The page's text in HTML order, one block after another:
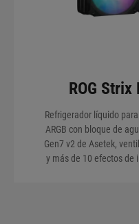
ROG Strix
Refrigerador líquido
ARGB con bloque de
Gen7 v2 de Asetek,
y más de 10 efectos de